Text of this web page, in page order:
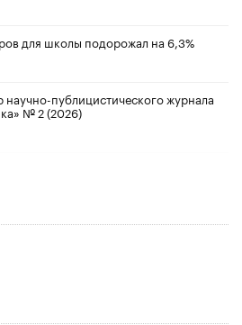
для школы подорожал на 6,3%
публицистического журнала
№ 2 (2026)